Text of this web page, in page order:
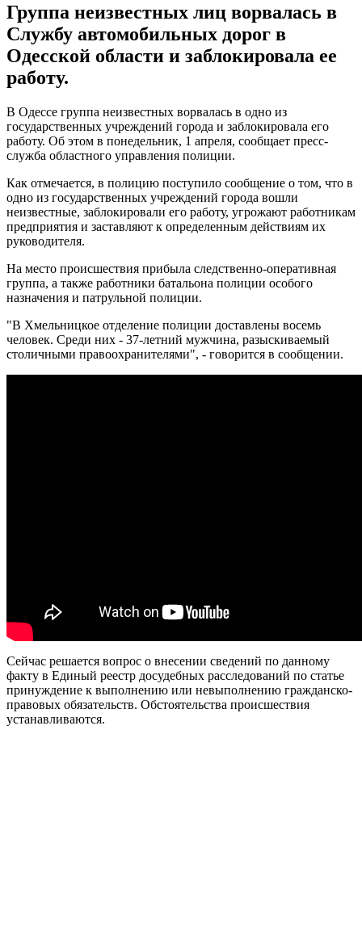
Группа неизвестных лиц ворвалась в
Службу автомобильных дорог в
Одесской области и заблокировала ее
работу.
В Одессе группа неизвестных ворвалась в одно из
государственных учреждений города и заблокировала его
работу. Об этом в понедельник, 1 апреля, сообщает пресс-
служба областного управления полиции.
Как отмечается, в полицию поступило сообщение о том, что в
одно из государственных учреждений города вошли
неизвестные, заблокировали его работу, угрожают работникам
предприятия и заставляют к определенным действиям их
руководителя.
На место происшествия прибыла следственно-оперативная
группа, а также работники батальона полиции особого
назначения и патрульной полиции.
"В Хмельницкое отделение полиции доставлены восемь
человек. Среди них - 37-летний мужчина, разыскиваемый
столичными правоохранителями", - говорится в сообщении.
Сейчас решается вопрос о внесении сведений по данному
факту в Единый реестр досудебных расследований по статье
принуждение к выполнению или невыполнению гражданско-
правовых обязательств. Обстоятельства происшествия
устанавливаются.